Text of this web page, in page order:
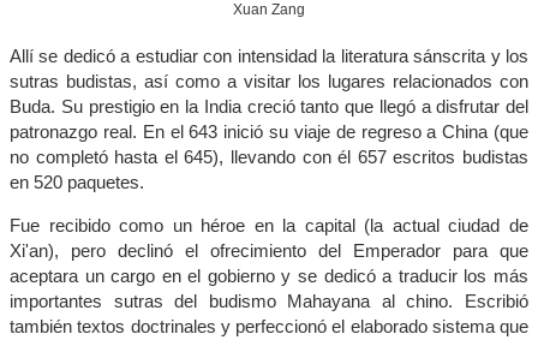
Xuan Zang
Allí se dedicó a estudiar con intensidad la literatura sánscrita y los
sutras budistas, así como a visitar los lugares relacionados con
Buda. Su prestigio en la India creció tanto que llegó a disfrutar del
patronazgo real. En el 643 inició su viaje de regreso a China (que
no completó hasta el 645), llevando con él 657 escritos budistas
en 520 paquetes.
Fue recibido como un héroe en la capital (la actual ciudad de
Xi'an), pero declinó el ofrecimiento del Emperador para que
aceptara un cargo en el gobierno y se dedicó a traducir los más
importantes sutras del budismo Mahayana al chino. Escribió
también textos doctrinales y perfeccionó el elaborado sistema que